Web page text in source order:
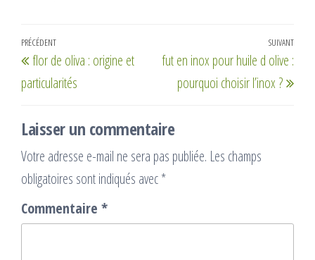
Navigation
de
l’article
Article
précédent
PRÉCÉDENT
flor de oliva : origine et
particularités
SUIVANT
fut en inox pour huile d olive :
pourquoi choisir l’inox ?
Laisser un commentaire
Votre adresse e-mail ne sera pas publiée. Les champs
obligatoires sont indiqués avec*
Commentaire *